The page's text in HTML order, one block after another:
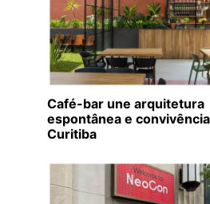
Café-bar une arquitetura
espontânea e
Curitiba